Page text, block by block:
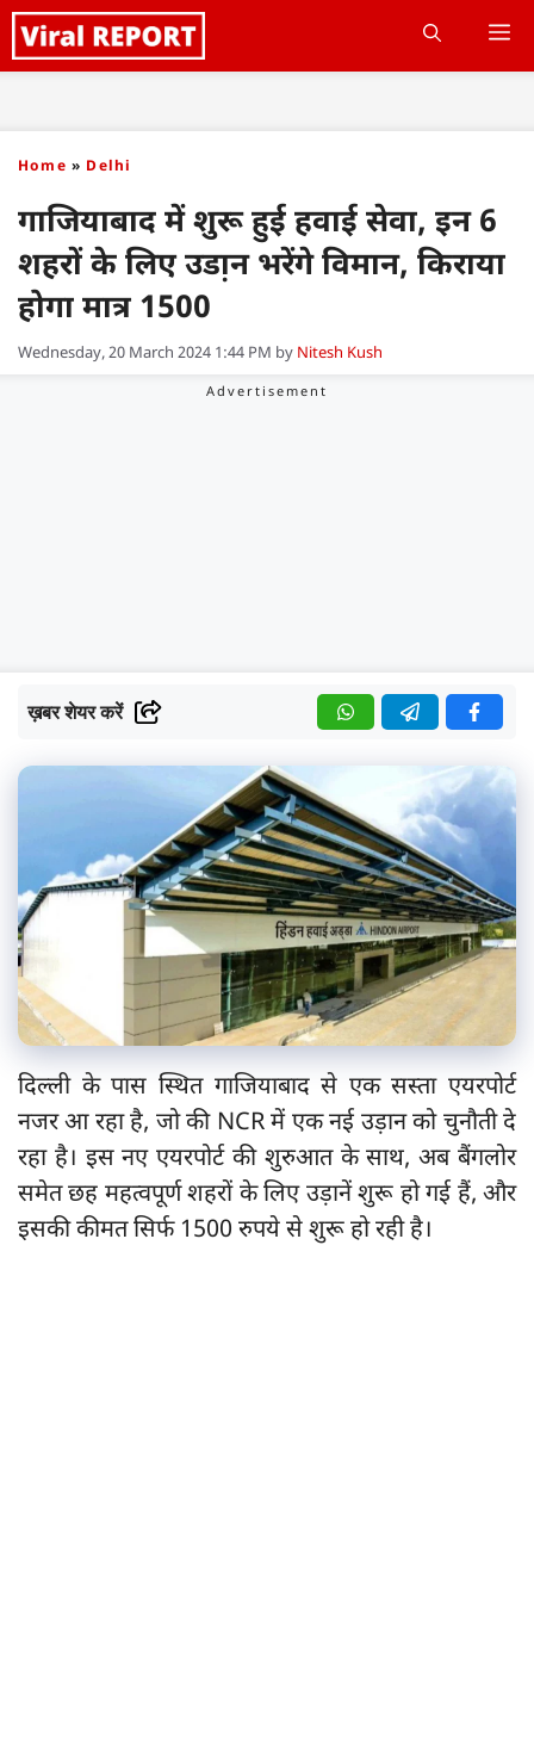
Skip
to
Home » Delhi
गाजियाबाद में शुरू हुई हवाई सेवा, इन 6
शहरों के लिए उडा़न भरेंगे विमान, किराया
होगा मात्र 1500
Wednesday, 20 March 2024 1:44 PM by Nitesh Kush
ख़बर शेयर करें
दिल्ली के पास स्थित गाजियाबाद से एक सस्ता एयरपोर्ट
नजर आ रहा है, जो की NCR में एक नई उड़ान को चुनौती दे
रहा है। इस नए एयरपोर्ट की शुरुआत के साथ, अब बैंगलोर
समेत छह महत्वपूर्ण शहरों के लिए उड़ानें शुरू हो गई हैं, और
इसकी कीमत सिर्फ 1500 रुपये से शुरू हो रही है।